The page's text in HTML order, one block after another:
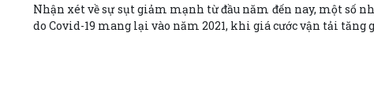
Nhận xét về sự sụt giảm mạnh từ đầu năm đến nay, một số
do Covid-19 mang lại vào năm 2021, khi giá cước vận tải